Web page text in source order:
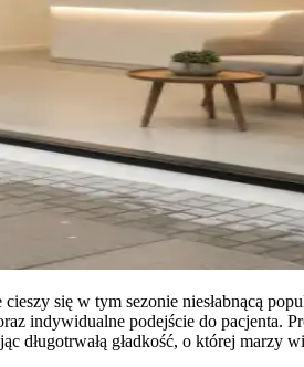
się w tym sezonie niesłabnącą
indywidualne podejście do pacjenta.
długotrwałą gładkość, o której marzy